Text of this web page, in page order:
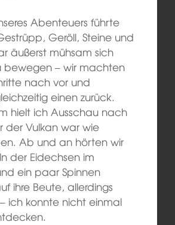
Abenteuers führte
Geröll, Steine und
äußerst mühsam sich
bewegen – wir machten
nach vor und
einen zurück.
hielt ich Ausschau nach
der Vulkan war wie
Ab und an hörten wir
der Eidechsen im
ein paar Spinnen
ihre Beute, allerdings
ich konnte nicht einmal